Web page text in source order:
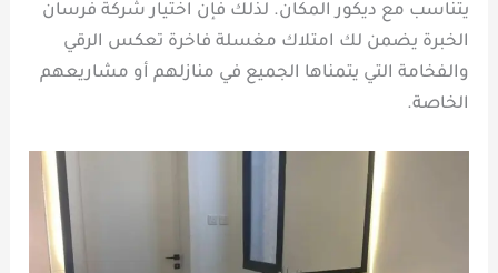
يتناسب مع ديكور المكان. لذلك فإن اختيار شركة فرسان
الخبرة يضمن لك امتلاك مغسلة فاخرة تعكس الرقي
والفخامة التي يتمناها الجميع في منازلهم أو مشاريعهم
الخاصة.